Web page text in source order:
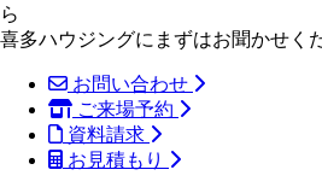
ら
喜多ハウジングにまずはお聞かせく
お問い合わせ
ご来場予約
資料請求
お見積もり